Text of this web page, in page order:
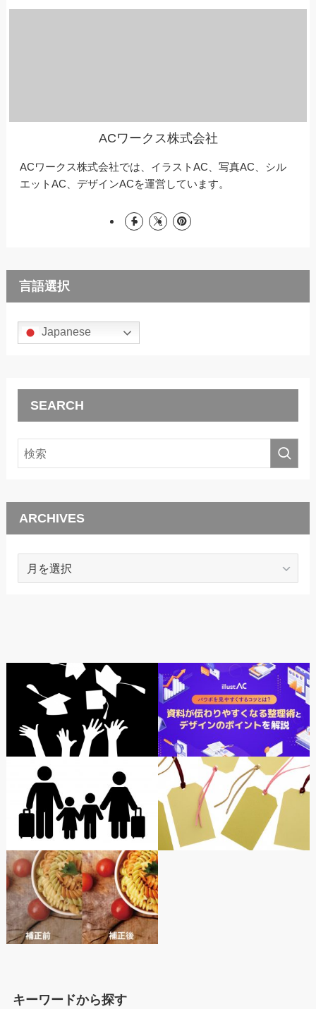
ACワークス株式会社
ACワークス株式会社では、イラストAC、写真AC、シル
エットAC、デザインACを運営しています。
言語選択
Japanese
SEARCH
ARCHIVES
ARCHIVES
キーワードから探す